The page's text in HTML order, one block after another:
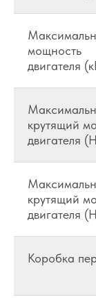
мощность
двигателя
крутящий
двигателя
крутящий
двигателя
Коробка